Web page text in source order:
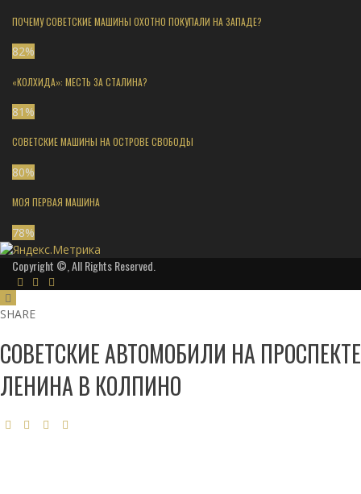
ПОЧЕМУ СОВЕТСКИЕ МАШИНЫ ОХОТНО ПОКУПАЛИ НА ЗАПАДЕ?
82%
«КОЛХИДА»: МЕСТЬ ЗА СТАЛИНА?
81 %
СОВЕТСКИЕ МАШИНЫ НА ОСТРОВЕ СВОБОДЫ
80%
МОЯ ПЕРВАЯ МАШИНА
78%
Copyright ©, All Rights Reserved.
SHARE
СОВЕТСКИЕ АВТОМОБИЛИ НА ПРОСПЕКТЕ
ЛЕНИНА В КОЛПИНО